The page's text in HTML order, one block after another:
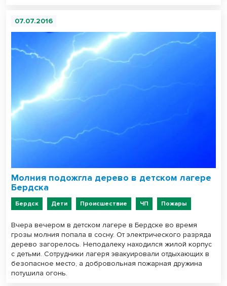
07.07.2016
Молния подожгла дерево в детском лагере
Бердска
Бердск Дети Происшествие ЧП Пожары
Вчера вечером в детском лагере в Бердске во время
грозы молния попала в сосну. От электрического разряда
дерево загорелось. Неподалеку находился жилой корпус
с детьми. Сотрудники лагеря эвакуировали отдыхающих в
безопасное место, а добровольная пожарная дружина
потушила огонь.